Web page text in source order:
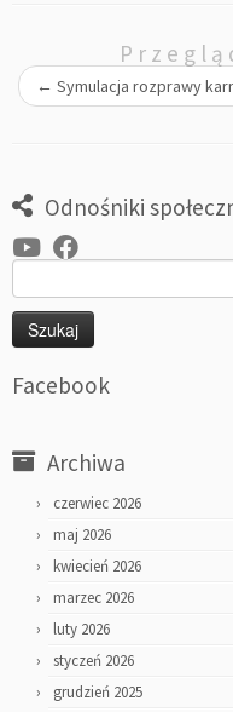
← Symulacja rozprawy
Odnośniki
Facebook
Archiwa
czerwiec 2026
maj 2026
kwiecień 2026
marzec 2026
luty 2026
styczeń 2026
grudzień 2025